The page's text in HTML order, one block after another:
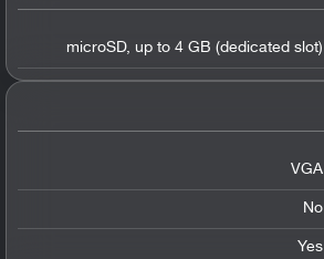
microSD, up to 4 GB (dedicated slot)
VGA
No
Yes